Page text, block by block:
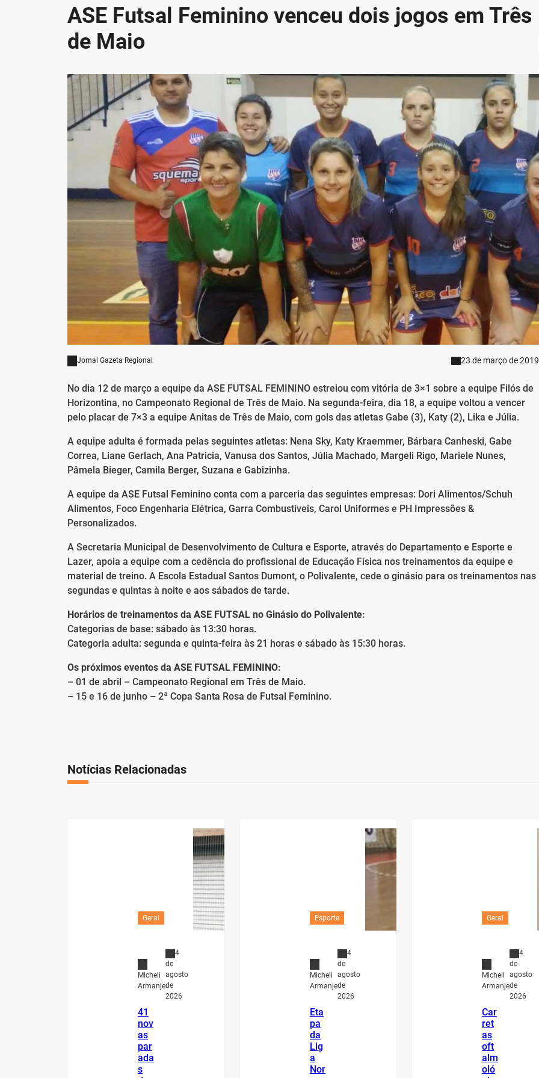
ASE Futsal Feminino venceu dois jogos em Três
de Maio
Jornal Gazeta Regional 23 de março de 2019
No dia 12 de março a equipe da ASE FUTSAL FEMININO estreiou com vitória de 3×1 sobre a equipe Filós de
Horizontina, no Campeonato Regional de Três de Maio. Na segunda-feira, dia 18, a equipe voltou a vencer
pelo placar de 7×3 a equipe Anitas de Três de Maio, com gols das atletas Gabe (3), Katy (2), Lika e Júlia.
A equipe adulta é formada pelas seguintes atletas: Nena Sky, Katy Kraemmer, Bárbara Canheski, Gabe
Correa, Liane Gerlach, Ana Patricia, Vanusa dos Santos, Júlia Machado, Margeli Rigo, Mariele Nunes,
Pâmela Bieger, Camila Berger, Suzana e Gabizinha.
A equipe da ASE Futsal Feminino conta com a parceria das seguintes empresas: Dori Alimentos/Schuh
Alimentos, Foco Engenharia Elétrica, Garra Combustíveis, Carol Uniformes e PH Impressões &
Personalizados.
A Secretaria Municipal de Desenvolvimento de Cultura e Esporte, através do Departamento e Esporte e
Lazer, apoia a equipe com a cedência do profissional de Educação Física nos treinamentos da equipe e
material de treino. A Escola Estadual Santos Dumont, o Polivalente, cede o ginásio para os treinamentos nas
segundas e quintas à noite e aos sábados de tarde.
Horários de treinamentos da ASE FUTSAL no Ginásio do Polivalente:
Categorias de base: sábado às 13:30 horas.
Categoria adulta: segunda e quinta-feira às 21 horas e sábado às 15:30 horas.
Os próximos eventos da ASE FUTSAL FEMININO:
– 01 de abril – Campeonato Regional em Três de Maio.
– 15 e 16 de junho – 2ª Copa Santa Rosa de Futsal Feminino.
Notícias Relacionadas
Geral
Micheli
Armanje
4
de
agosto
de
2026
41
nov
as
par
ada
s
Esporte
Micheli
Armanje
4
de
agosto
de
2026
Eta
pa
da
Lig
a
Nor
Geral
Micheli
Armanje
4
de
agosto
de
2026
Car
ret
as
oft
alm
oló